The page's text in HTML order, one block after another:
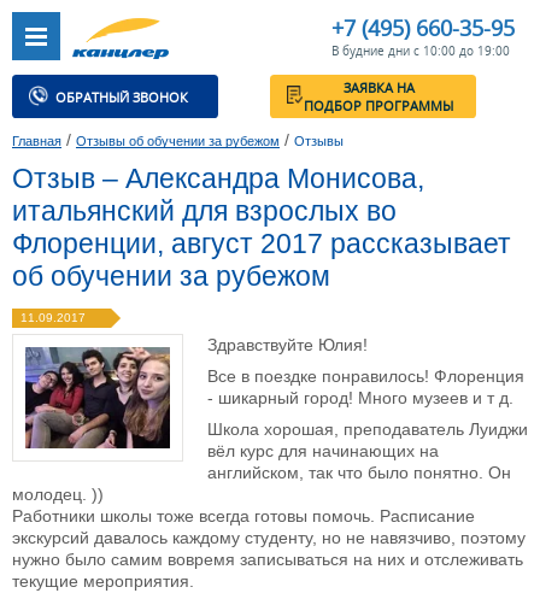
+7 (495) 660-35-95
В будние дни с 10:00 до 19:00
ОБРАТНЫЙ ЗВОНОК
ЗАЯВКА НА
ПОДБОР ПРОГРАММЫ
Главная / Отзывы об обучении за рубежом / Отзывы
Отзыв – Александра Монисова,
итальянский для взрослых во
Флоренции, август 2017 рассказывает
об обучении за рубежом
11.09.2017
Здравствуйте Юлия!
Все в поездке понравилось! Флоренция
- шикарный город! Много музеев и т д.
Школа хорошая, преподаватель Луиджи
вёл курс для начинающих на
английском, так что было понятно. Он
молодец. ))
Работники школы тоже всегда готовы помочь. Расписание
экскурсий давалось каждому студенту, но не навязчиво, поэтому
нужно было самим вовремя записываться на них и отслеживать
текущие мероприятия.